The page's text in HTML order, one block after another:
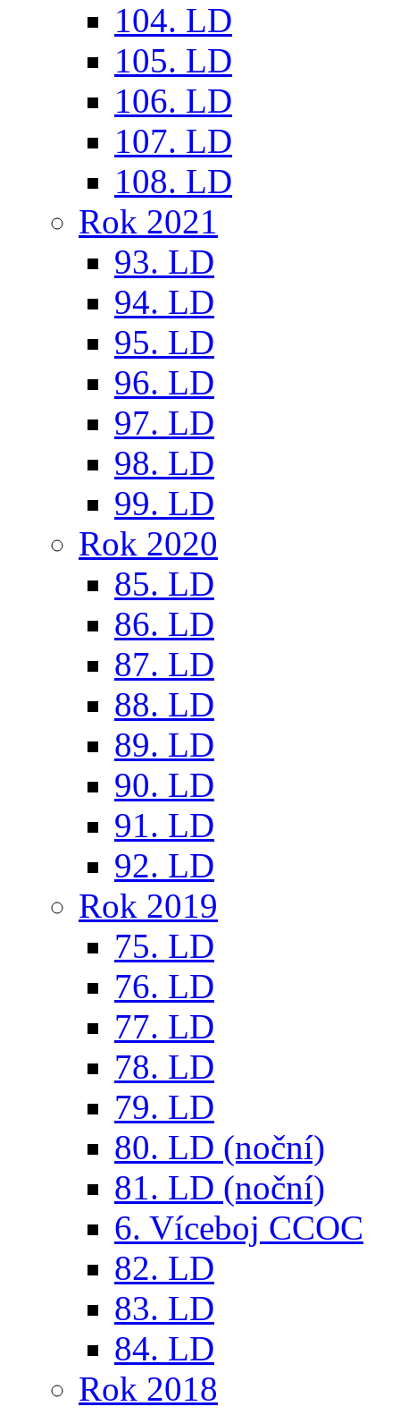
104. LD
105. LD
106. LD
107. LD
108. LD
Rok 2021
93. LD
94. LD
95. LD
96. LD
97. LD
98. LD
99. LD
Rok 2020
85. LD
86. LD
87. LD
88. LD
89. LD
90. LD
91. LD
92. LD
Rok 2019
75. LD
76. LD
77. LD
78. LD
79. LD
80. LD (noční)
81. LD (noční)
6. Víceboj CCOC
82. LD
83. LD
84. LD
Rok 2018